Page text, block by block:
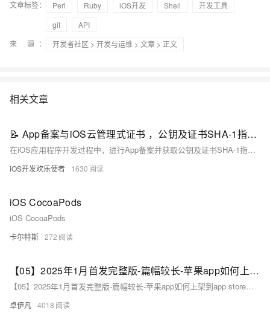
文章标签： Perl Ruby iOS开发 Shell
开发工具
git
API
来 源：
开发者社区 > 开发与运维 > 文章 > 正文
相关文章
📝 App备案与iOS云管理式证书 ，公钥及证书SHA-1指纹的获取方法
在iOS应用程序开发过程中，进行App备案并获取公钥及证书SHA-1指纹是至关重要的步骤。本文将介绍如何通过appuploader工具获取iOS云管理式证书 Distribution Managed 公钥及证书SHA-1指纹，帮助开发者更好地理解和应用该过程。
iOS开发欢乐使者 1630
iOS CocoaPods
iOS CocoaPods
卡尔特斯 272
【05】2025年1月首发完整版-篇幅较长-苹果app如何上架到app store完整流程·不借助第三方上架工具的情况下无需花钱但需仔细学习-优雅草央千澈详解关于APP签名以及分发-们最关心的一篇来了-IOS上架app
【05】2025年1月首发完整版-篇幅较长-苹果app如何上架到app store完整流程·不借助第三方上架工具的情况下无需花钱但需仔细学习-优雅草央千澈详解关于APP签名以及分发-们最关心的一篇来了-IOS上架app
卓伊凡 4018